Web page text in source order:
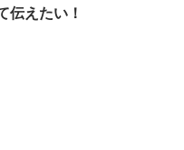
伝えたい！